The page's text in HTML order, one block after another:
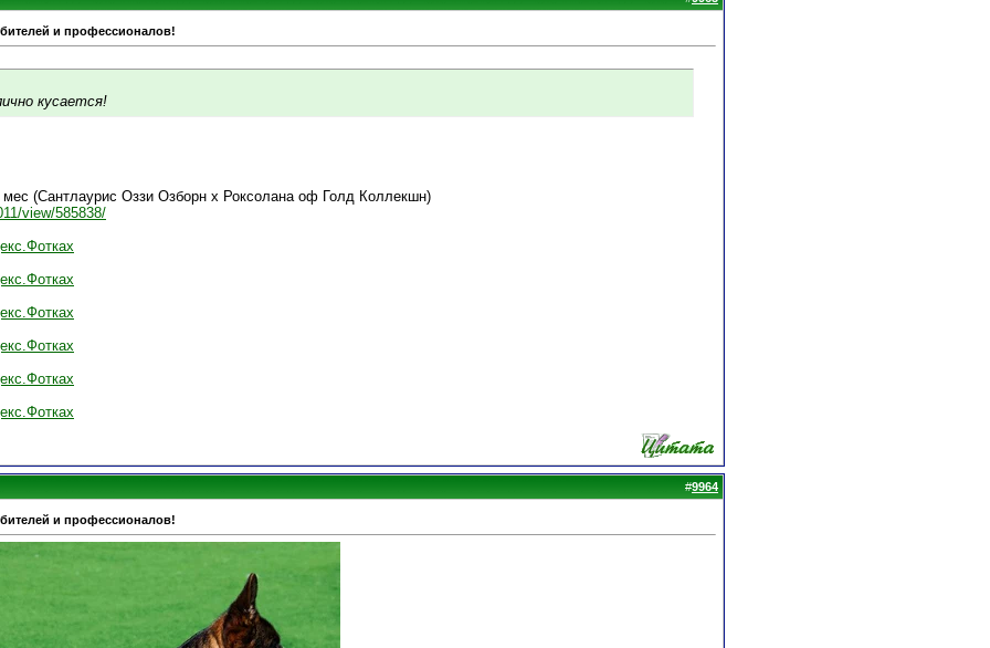
и профессионалов!
кусается!
(Сантлаурис Оззи Озборн х Роксолана оф Голд Коллекшн)
view/585838/
#9964
и профессионалов!